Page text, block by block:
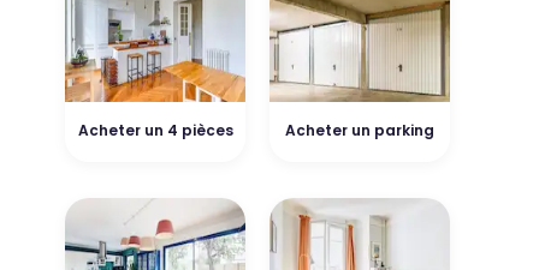
Acheter un 4 pièces Acheter un parking